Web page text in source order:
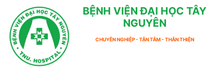
BỆNH VIỆN ĐẠI HỌC TÂY
NGUYÊN
CHUYÊN NGHIỆP - TẬN TÂM - THÂN THIỆN